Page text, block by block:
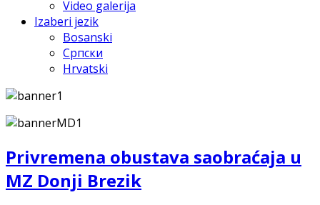
Video galerija
Izaberi jezik
Bosanski
Српски
Hrvatski
Privremena obustava saobraćaja u
MZ Donji Brezik